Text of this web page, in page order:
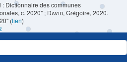
Dictionnaire des communes
c. 2020" ; David, Grégoire, 2020.
(lien)